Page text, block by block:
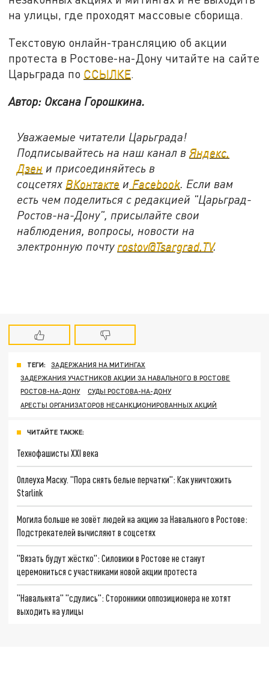
на улицы, где проходят массовые сборища.
Текстовую онлайн-трансляцию об акции
протеста в Ростове-на-Дону читайте на сайте
Царьграда по ССЫЛКЕ.
Автор: Оксана Горошкина.
Уважаемые читатели Царьграда!
Подписывайтесь на наш канал вЯндекс.
Дзен и присоединяйтесь в
соцсетях ВКонтакте и Facebook. Если вам
есть чем поделиться с редакцией "Царьград-
Ростов-на-Дону", присылайте свои
наблюдения, вопросы, новости на
электронную почту rostov@Tsargrad.TV.
ТЕГИ:
ЗАДЕРЖАНИЯ НА МИТИНГАХ
ЗАДЕРЖАНИЯ УЧАСТНИКОВ АКЦИИ ЗА НАВАЛЬНОГО В РОСТОВЕ
РОСТОВ-НА-ДОНУ
СУДЫ РОСТОВА-НА-ДОНУ
АРЕСТЫ ОРГАНИЗАТОРОВ НЕСАНКЦИОНИРОВАННЫХ АКЦИЙ
ЧИТАЙТЕ ТАКЖЕ:
Технофашисты XXI века
Оплеуха Маску. "Пора снять белые перчатки": Как уничтожить
Starlink
Могила больше не зовёт людей на акцию за Навального в Ростове:
Подстрекателей вычисляют в соцсетях
"Вязать будут жёстко": Силовики в Ростове не станут
церемониться с участниками новой акции протеста
"Навальнята" "сдулись": Сторонники оппозиционера не хотят
выходить на улицы